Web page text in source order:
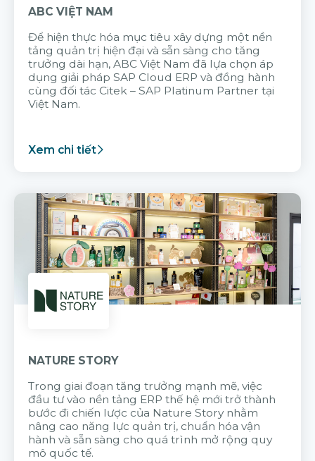
ABC VIỆT NAM
Để hiện thực hóa mục tiêu xây dựng một nền
tảng quản trị hiện đại và sẵn sàng cho tăng
trưởng dài hạn, ABC Việt Nam đã lựa chọn áp
dụng giải pháp SAP Cloud ERP và đồng hành
cùng đối tác Citek – SAP Platinum Partner tại
Việt Nam.
Xem chi tiết
NATURE STORY
Trong giai đoạn tăng trưởng mạnh mẽ, việc
đầu tư vào nền tảng ERP thế hệ mới trở thành
bước đi chiến lược của Nature Story nhằm
nâng cao năng lực quản trị, chuẩn hóa vận
hành và sẵn sàng cho quá trình mở rộng quy
mô quốc tế.